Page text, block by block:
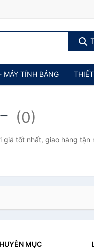
MÁY TÍNH BẢNG
(0)
tốt nhất, giao hàng tận
MỤC